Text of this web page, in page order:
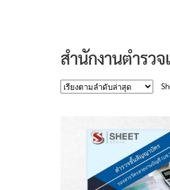
สำนักงานตำรว